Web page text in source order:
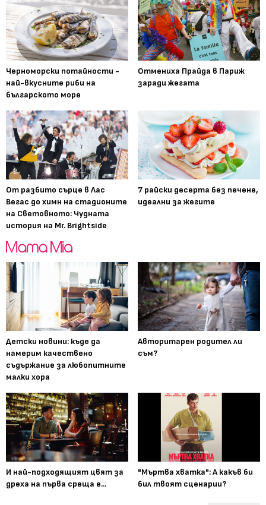
Черноморски потайности -
най-вкусните риби на
българското море
Отмениха Прайда в Париж
заради жегата
От разбито сърце в Лас
Вегас до химн на стадионите
на Световното: Чудната
история на Mr. Brightside
7 райски десерта без печене,
идеални за жегите
Детски новини: къде да
намерим качествено
съдържание за любопитните
малки хора
Авторитарен родител ли
съм?
И най-подходящият цвят за
дреха на първа среща е...
"Мъртва хватка": А какъв би
бил твоят сценарии?